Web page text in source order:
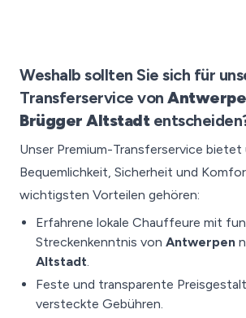
Weshalb sollten Sie sich für
Transferservice von
Brügger Altstadt
Unser Premium-Transferservice
Bequemlichkeit, Sicherheit und
wichtigsten Vorteilen gehören:
Erfahrene lokale Chauffeure mit
Streckenkenntnis von Antwerpen
Altstadt.
Feste und transparente
versteckte Gebühren.